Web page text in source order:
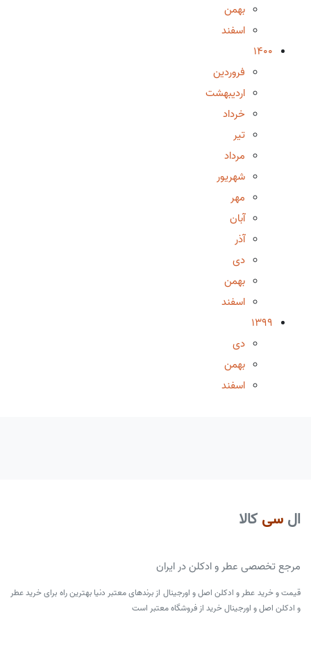
بهمن
اسفند
1400
فروردین
اردیبهشت
خرداد
تیر
مرداد
شهریور
مهر
آبان
آذر
دی
بهمن
اسفند
1399
دی
بهمن
اسفند
ال سی کالا
مرجع تخصصی عطر و ادکلن در ایران
قیمت و خرید عطر و ادکلن اصل و اورجینال از برندهای معتبر دنیا بهترین راه برای خرید عطر
و ادکلن اصل و اورجینال خرید از فروشگاه معتبر است